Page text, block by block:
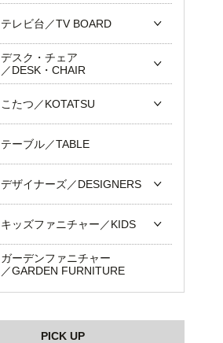
テレビ台／TV BOARD
デスク・チェア
／DESK・CHAIR
こたつ／KOTATSU
テーブル／TABLE
デザイナーズ／DESIGNERS
キッズファニチャー／KIDS
ガーデンファニチャー
／GARDEN FURNITURE
PICK UP